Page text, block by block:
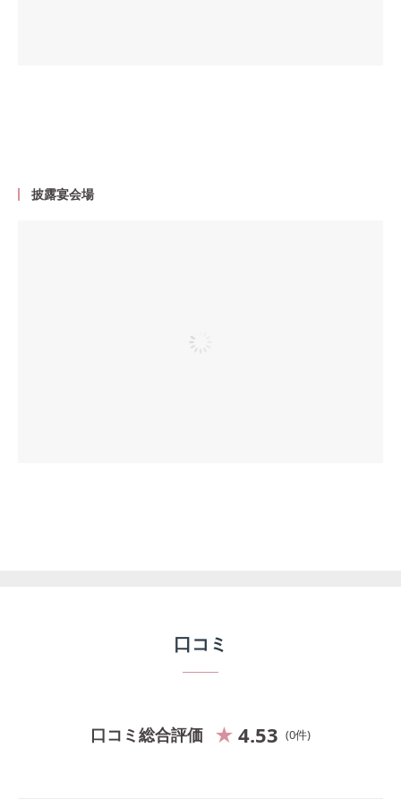
披露宴会場
口コミ
口コミ総合評価 4.53 0件